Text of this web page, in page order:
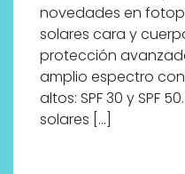
novedades en
solares cara y
protección
amplio espectro
altos: SPF 30 y SPF
solares […]